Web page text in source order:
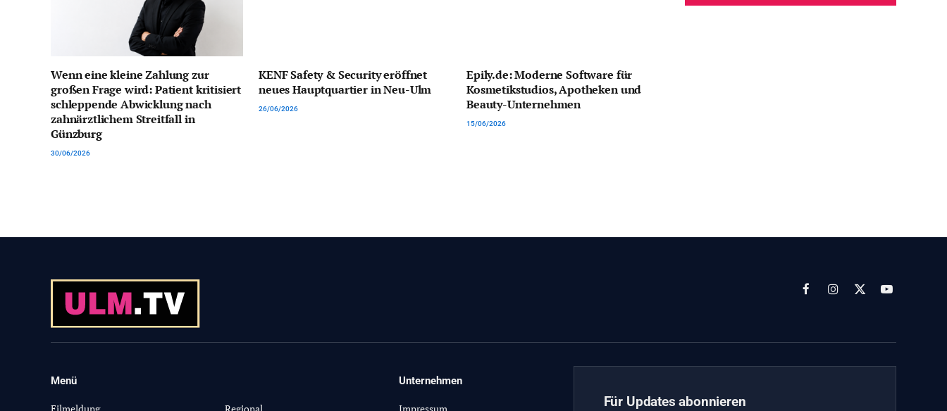
Wenn eine kleine Zahlung zur
großen Frage wird: Patient kritisiert
schleppende Abwicklung nach
zahnärztlichem Streitfall in
Günzburg
30/06/2026
KENF Safety & Security eröffnet
neues Hauptquartier in Neu-Ulm
26/06/2026
Epily.de: Moderne Software für
Kosmetikstudios, Apotheken und
Beauty-Unternehmen
15/06/2026
FacebookInstagram
X
YouTube
Menü Unternehmen
Für Updates abonnieren